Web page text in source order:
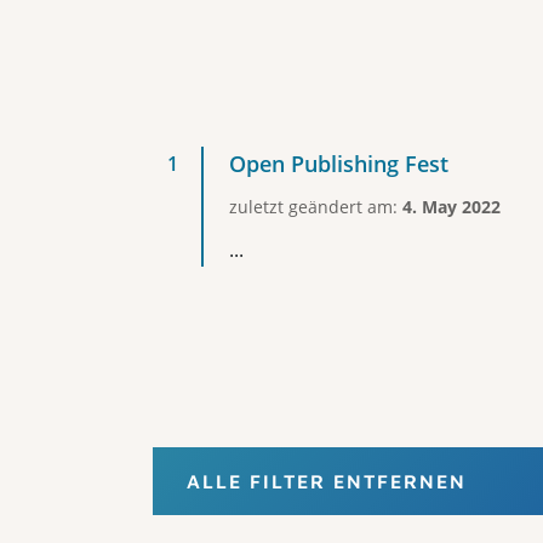
Open Publishing Fest
zuletzt geändert am: 4. May 2022
...
ALLE FILTER ENTFERNEN